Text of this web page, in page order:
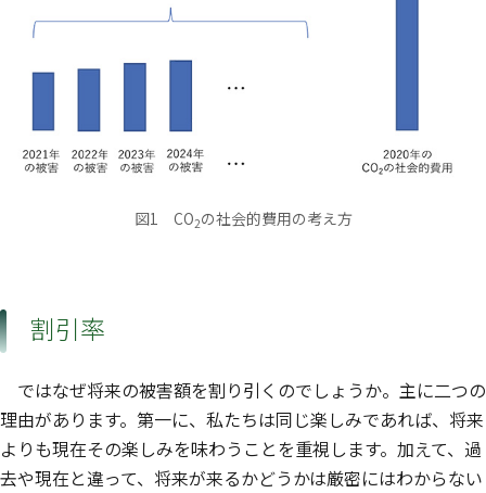
図1 CO2の社会的費用の考え方
割引率
ではなぜ将来の被害額を割り引くのでしょうか。主に二つの
理由があります。第一に、私たちは同じ楽しみであれば、将来
よりも現在その楽しみを味わうことを重視します。加えて、過
去や現在と違って、将来が来るかどうかは厳密にはわからない